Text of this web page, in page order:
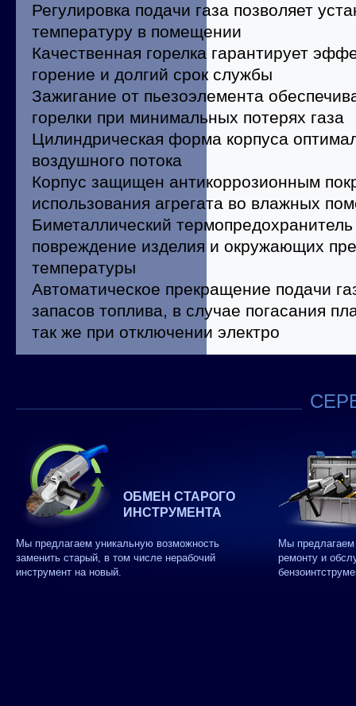
Регулировка подачи газа позволяет
температуру в помещении
Качественная горелка гарантирует
горение и долгий срок службы
Зажигание от пьезоэлемента
горелки при минимальных потерях газа
Цилиндрическая форма корпуса
воздушного потока
Корпус защищен антикоррозионным
использования агрегата во влажных
Биметаллический
повреждение изделия и окружающих
температуры
Автоматическое прекращение подачи
запасов топлива, в случае погасания
так же при отключении электро
ОБМЕН СТАРОГО
ИНСТРУМЕНТА
Мы предлагаем уникальную возможность
заменить старый, в том числе нерабочий
инструмент на новый.
Мы
ремонту и